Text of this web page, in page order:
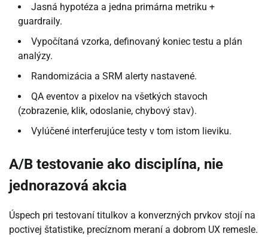
Jasná hypotéza a jedna primárna metriku +
guardraily.
Vypočítaná vzorka, definovaný koniec testu a plán
analýzy.
Randomizácia a SRM alerty nastavené.
QA eventov a pixelov na všetkých stavoch
(zobrazenie, klik, odoslanie, chybový stav).
Vylúčené interferujúce testy v tom istom lieviku.
A/B testovanie ako disciplína, nie
jednorazová akcia
Úspech pri testovaní titulkov a konverzných prvkov stojí na
poctivej štatistike, precíznom meraní a dobrom UX remesle.